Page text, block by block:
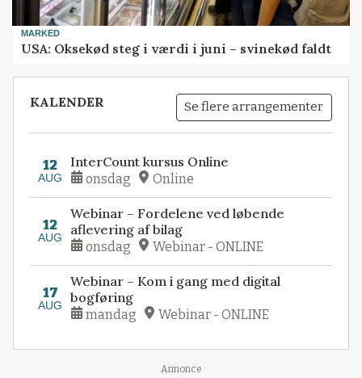
MARKED
USA: Oksekød steg i værdi i juni – svinekød faldt
KALENDER Se flere arrangementer
12
AUG
InterCount kursus Online
onsdag Online
12
AUG
Webinar – Fordelene ved løbende
aflevering af bilag
onsdag Webinar - ONLINE
17
AUG
Webinar – Kom i gang med digital
bogføring
mandag Webinar - ONLINE
Annonce